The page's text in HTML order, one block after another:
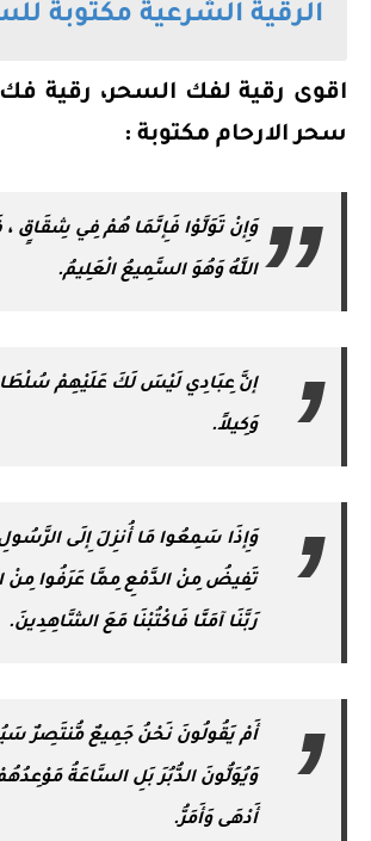
الرقية الشرعية مكتوبة
اقوى رقية لفك السحر، رقية
سحر الارحام مكتوبة :
وَإِنْ تَوَلَّوْا فَإِنَّمَا هُمْ فِي شِقَاقٍ
اللَّهُ وَهُوَ السَّمِيعُ الْعَلِيمُ.
إنَّ عِبَادِي لَيْسَ لَكَ عَلَيْهِمْ
وَكِيلاً.
وَإِذَا سَمِعُوا مَا أُنزِلَ إِلَى الرَّسُولِ
تَفِيضُ مِنْ الدَّمْعِ مِمَّا عَرَفُوا مِنْ
رَبَّنَا آمَنَّا فَاكْتُبْنَا مَعَ الشَّاهِدِينَ.
أَمْ يَقُولُونَ نَحْنُ جَمِيعٌ مُّنتَصِرٌ
وَيُوَلُّونَ الدُّبُرَ بَلِ السَّاعَةُ
أَدْهَى وَأَمَرُّ.